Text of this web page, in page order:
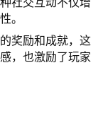
。
奖励和成就，这
，也激励了玩家